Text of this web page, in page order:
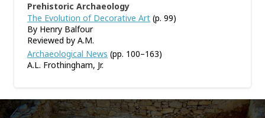
Prehistoric Archaeology
The Evolution of Decorative Art (p. 99)
By Henry Balfour
Reviewed by A.M.
Archaeological News (pp. 100–163)
A.L. Frothingham, Jr.